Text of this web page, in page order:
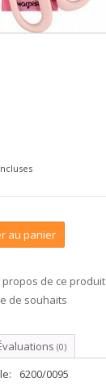
au panier
propos de ce produit
de souhaits
(0)
6200/0095